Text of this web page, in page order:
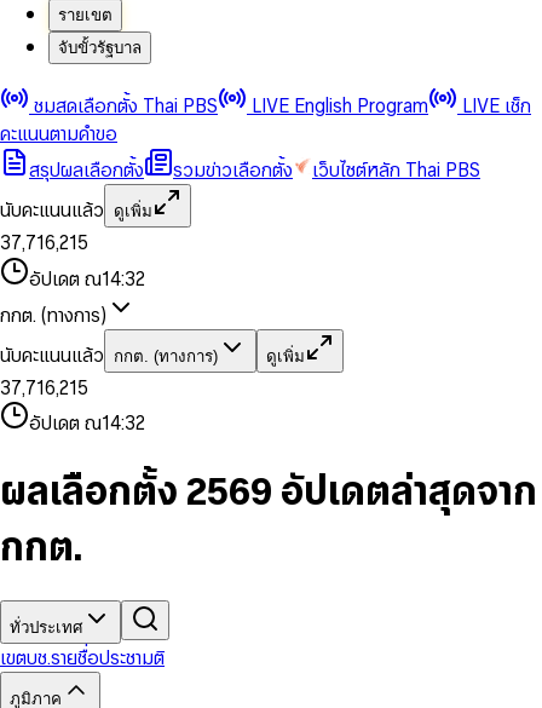
รายเขต
จับขั้วรัฐบาล
ชมสดเลือกตั้ง Thai PBS LIVE English Program
LIVE เช็ก
คะแนนตามคำขอ
สรุปผลเลือกตั้ง
รวมข่าวเลือกตั้ง
เว็บไซต์หลัก Thai PBS
นับคะแนนแล้ว
ดูเพิ่ม
0
1
2
3
4
5
6
8
9
0
1
2
3
4
5
6
7
8
9
,
0
1
2
4
6
7
8
9
0
1
2
3
4
5
6
7
8
9
0
1
3
5
6
7
8
9
,
1
2
4
5
7
8
9
0
1
3
4
6
7
8
9
0
2
3
4
5
7
8
อัปเดต ณ14:32
กกต. (ทางการ)
นับคะแนนแล้ว
กกต. (ทางการ) ดูเพิ่ม
0
1
2
3
4
5
7
8
0
1
2
4
5
6
7
8
9
,
0
1
2
4
6
7
8
9
0
1
2
3
5
6
8
9
0
1
3
5
6
7
8
,
1
2
4
6
7
9
0
1
3
5
6
8
9
0
2
3
4
5
7
9
อัปเดต ณ14:32
ผลเลือกตั้ง 2569 อัปเดตล่าสุดจาก
กกต.
ทั่วประเทศ
เขตบช.รายชื่อประชามติ
ภูมิภาค